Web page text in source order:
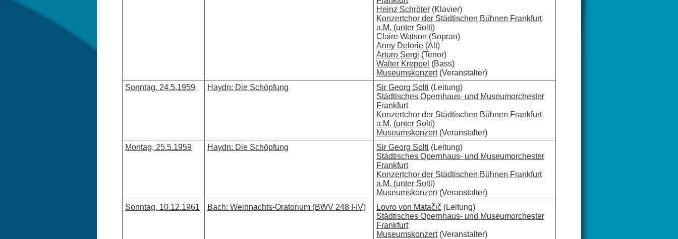
Heinz Schröter (Klavier)
Konzertchor der Städtischen Bühnen Frankfurt
a.M. (unter Solti)
Claire Watson (Sopran)
Anny Delorie (Alt)
Arturo Sergi (Tenor)
Walter Kreppel (Bass)
Museumskonzert(Veranstalter)
Sonntag, 24.5.1959
Haydn: Die Schöpfung Sir Georg Solti (Leitung)
Städtisches Opernhaus- und Museumorchester
Frankfurt
Konzertchor der Städtischen Bühnen Frankfurt
a.M. (unter Solti)
Museumskonzert(Veranstalter)
Montag, 25.5.1959
Haydn: Die Schöpfung Sir Georg Solti (Leitung)
Städtisches Opernhaus- und Museumorchester
Frankfurt
Konzertchor der Städtischen Bühnen Frankfurt
a.M. (unter Solti)
Museumskonzert(Veranstalter)
Sonntag, 10.12.1961
Bach: Weihnachts-Oratorium (BWV 248 I-IV) Lovro von Matačič (Leitung)
Städtisches Opernhaus- und Museumorchester
Frankfurt
Museumskonzert(Veranstalter)